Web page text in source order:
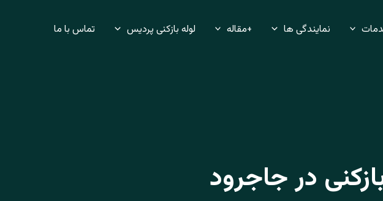
نمایندگی ها +مقاله لوله بازکنی پردیس تماس با ما
در جاجرود